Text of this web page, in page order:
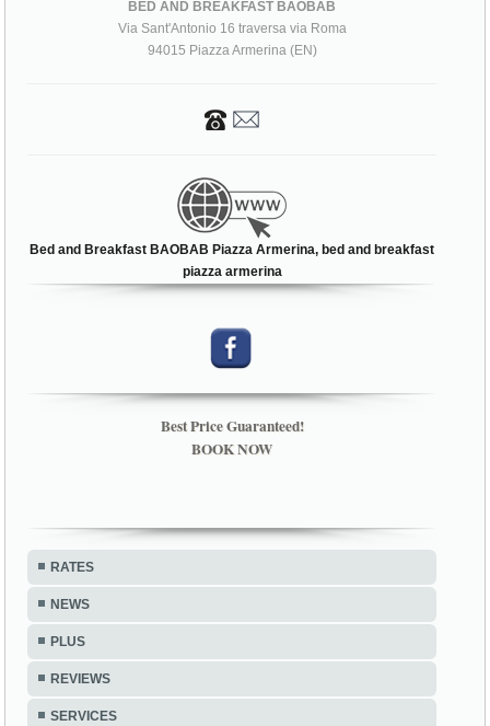
BED AND BREAKFAST BAOBAB
Via Sant'Antonio 16 traversa via Roma
94015 Piazza Armerina (EN)
Bed and Breakfast BAOBAB Piazza Armerina, bed and breakfast
piazza armerina
Best Price Guaranteed!
BOOK NOW
RATES
NEWS
PLUS
REVIEWS
SERVICES